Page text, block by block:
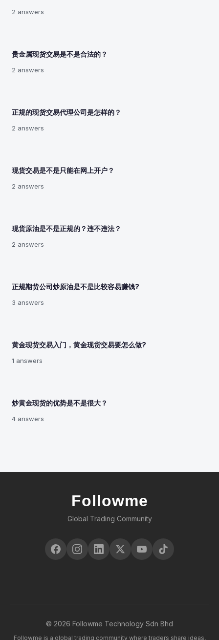
2 answers
贵金属现货交易是不是合法的？
2 answers
正规的现货交易代理公司是怎样的？
2 answers
现货交易是不是只能在网上开户？
2 answers
现货原油是不是正规的？违不违法？
2 answers
正规期货公司炒原油是不是比较容易赚钱?
3 answers
黄金现货交易入门，黄金现货交易要怎么做?
1 answers
炒黄金现货的优势是不是很大？
4 answers
Followme
Global Trading Community
© 2026 Followme Technology Sdn Bhd
Followme is a global trading community where traders share ideas,